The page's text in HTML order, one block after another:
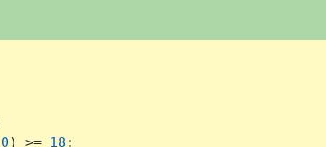
0) >= 18 :